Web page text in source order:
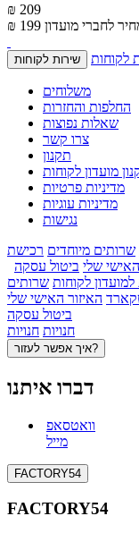
₪ 209
₪ 199 לחברי מועדון
שירות לקוחות לקוחות
משלוחים
החלפות והחזרות
שאלות נפוצות
צרו קשר
תקנון
מועדון לקוחות
מדיניות פרטיות
מדיניות עוגיות
נגישות
שרותים מיוחדים רכישת
שלי ביטול עסקה
לקוחות שרותים
האיזור האישי שלי
ביטול עסקה
חנויות חנויות
איך אפשר לעזור?
דברו איתנו
וואטסאפ
מייל
FACTORY54
FACTORY54